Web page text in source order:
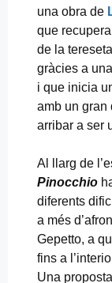
una obra de
que
de la
gràcies a
i que inicia
amb un gran
arribar a ser
Al llarg de
Pinocchio
diferents
a més
Gepetto, a
fins a
Una